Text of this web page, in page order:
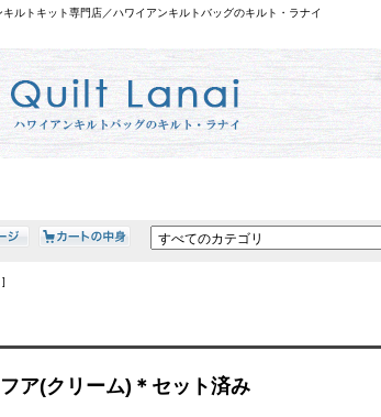
キルトキット専門店／ハワイアンキルトバッグのキルト・ラナイ
ア(クリーム)＊セット済み